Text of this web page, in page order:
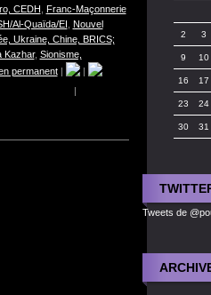
2 3
9 10
16 17
23 24
30 31
Tweets de
CEDH Franc-Maçonnerie
Al-Quaïda/EI Nouvel
Ukraine, Chine, BRICS;
Kazhar, Sionisme,
permanent|
|
|